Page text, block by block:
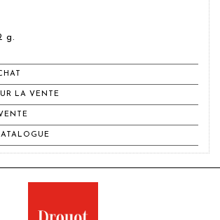
LA VENTE